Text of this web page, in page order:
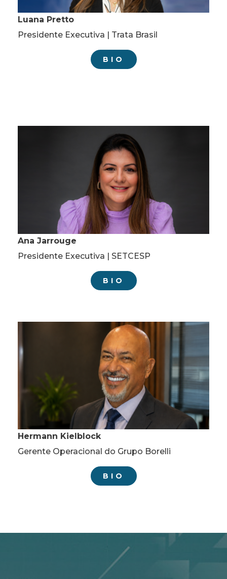
Luana Pretto
Presidente Executiva | Trata Brasil
BIO
Ana Jarrouge
Presidente Executiva | SETCESP
BIO
Hermann Kielblock
Gerente Operacional do Grupo Borelli
BIO